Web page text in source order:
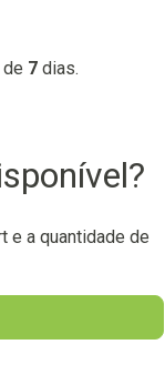
7 dias.
e a quantidade de